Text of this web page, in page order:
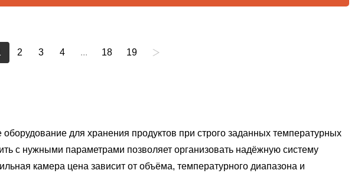
2 3 4 ... 18 19
для хранения продуктов при строго заданных температурных
с нужными параметрами позволяет организовать надёжную систему
камера цена зависит от объёма, температурного диапазона и